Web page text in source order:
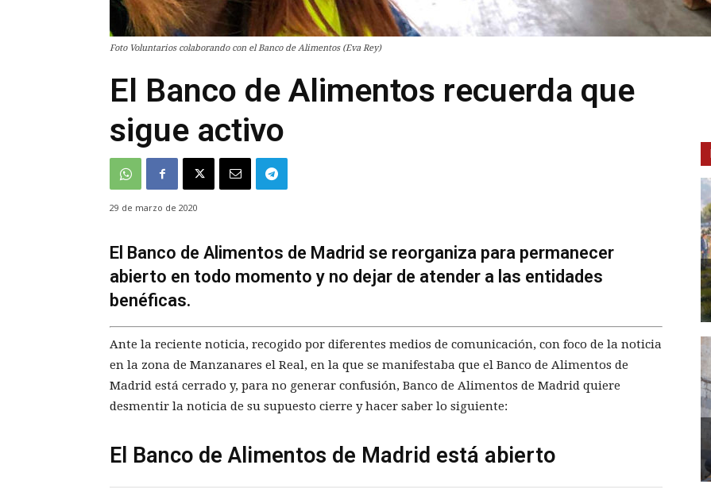
Foto Voluntarios colaborando con el Banco de Alimentos (Eva Rey)
El Banco de Alimentos recuerda que
sigue activo
29 de marzo de 2020
El Banco de Alimentos de Madrid se reorganiza para permanecer
abierto en todo momento y no dejar de atender a las entidades
benéficas.
Ante la reciente noticia, recogido por diferentes medios de comunicación, con foco de la noticia
en la zona de Manzanares el Real, en la que se manifestaba que el Banco de Alimentos de
Madrid está cerrado y, para no generar confusión, Banco de Alimentos de Madrid quiere
desmentir la noticia de su supuesto cierre y hacer saber lo siguiente:
El Banco de Alimentos de Madrid está abierto